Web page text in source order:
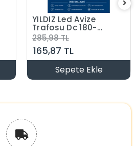
YILDIZ Led Avize
Trafosu Dc 180-
260v 60-80w X 1
Tek Modlu
285,98 TL
165,87 TL
Sepete Ekle